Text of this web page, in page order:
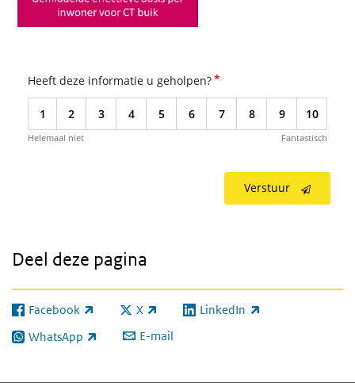
Heeft deze informatie u geholpen?*
1 2 3 4 5 6 7 8 9 10
Helemaal niet Fantastisch
Verstuur
Deel deze pagina
Facebook
(externe link) X
(externe link) LinkedIn
(externe link)
WhatsApp
(externe link) E-mail